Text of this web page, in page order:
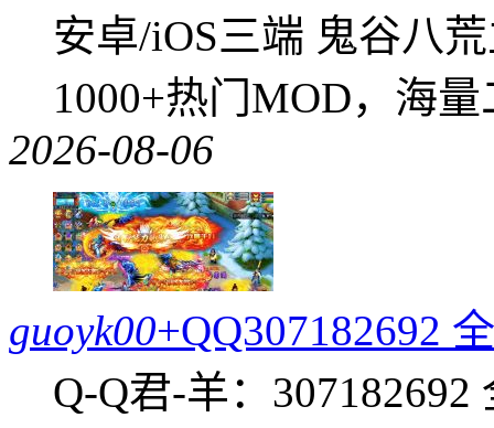
安卓/iOS三端 鬼谷八
1000+热门MOD，海
2026-08-06
guoyk00+QQ307182692
Q-Q君-羊：